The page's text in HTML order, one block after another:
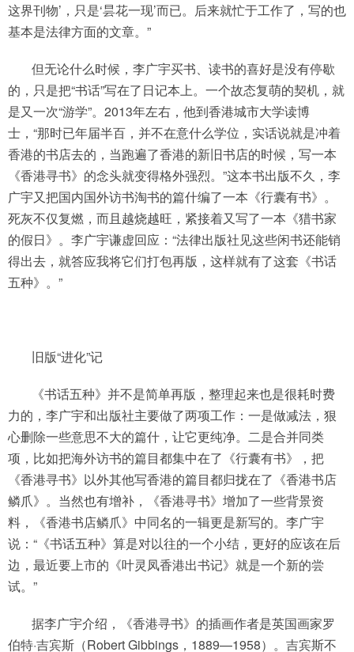
这界刊物’，只是‘昙花一现’而已。后来就忙于工作了，写的也
基本是法律方面的文章。”
但无论什么时候，李广宇买书、读书的喜好是没有停歇
的，只是把“书话”写在了日记本上。一个故态复萌的契机，就
是又一次“游学”。2013年左右，他到香港城市大学读博
士，“那时已年届半百，并不在意什么学位，实话说就是冲着
香港的书店去的，当跑遍了香港的新旧书店的时候，写一本
《香港寻书》的念头就变得格外强烈。”这本书出版不久，李
广宇又把国内国外访书淘书的篇什编了一本《行囊有书》。
死灰不仅复燃，而且越烧越旺，紧接着又写了一本《猎书家
的假日》。李广宇谦虚回应：“法律出版社见这些闲书还能销
得出去，就答应我将它们打包再版，这样就有了这套《书话
五种》。”
旧版“进化”记
《书话五种》并不是简单再版，整理起来也是很耗时费
力的，李广宇和出版社主要做了两项工作：一是做减法，狠
心删除一些意思不大的篇什，让它更纯净。二是合并同类
项，比如把海外访书的篇目都集中在了《行囊有书》，把
《香港寻书》以外其他写香港的篇目都归拢在了《香港书店
鳞爪》。当然也有增补，《香港寻书》增加了一些背景资
料，《香港书店鳞爪》中同名的一辑更是新写的。李广宇
说：“《书话五种》算是对以往的一个小结，更好的应该在后
边，最近要上市的《叶灵凤香港出书记》就是一个新的尝
试。”
据李广宇介绍，《香港寻书》的插画作者是英国画家罗
伯特·吉宾斯（Robert Gibbings，1889—1958）。吉宾斯不